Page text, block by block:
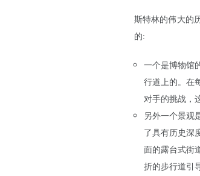
斯特林的伟大的
的:
一个是博物馆
行道上的。在
对手的挑战，
另外一个景观
了具有历史深
面的露台式街
折的步行道引